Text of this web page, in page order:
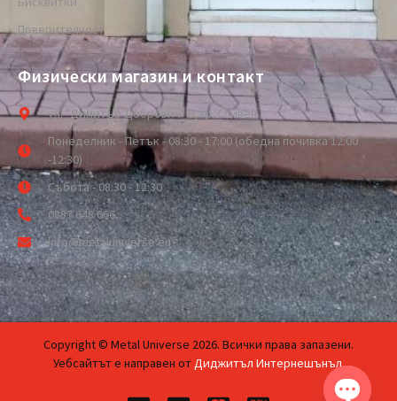
Поверителност
Физически магазин и контакт
ул. "Димитър Добрович" 6, гр. Сливен
Понеделник - Петък - 08:30 - 17:00 (обедна почивка 12:00
-12:30)
Събота - 08:30 - 12:30
0887 648 666
info@metaluniverse.eu
Copyright © Metal Universe 2026. Всички права запазени.
Уебсайтът е направен отДиджитъл Интернешънъл.